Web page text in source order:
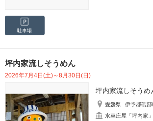
駐車場
坪内家流しそうめん
2026年7月4日(土)～8月30日(日)
坪内家流しそうめ
愛媛県
伊予郡砥部
水車庄屋「坪内家」